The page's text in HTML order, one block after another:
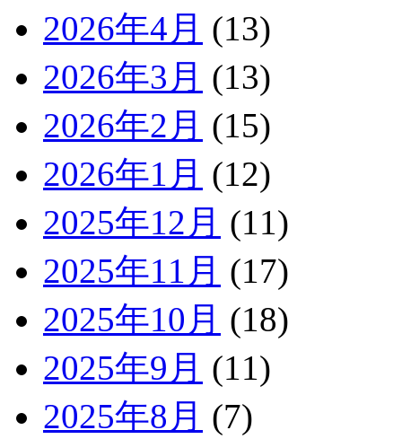
2026年4月 (13)
2026年3月 (13)
2026年2月 (15)
2026年1月 (12)
2025年12月 (11)
2025年11月 (17)
2025年10月 (18)
2025年9月 (11)
2025年8月 (7)